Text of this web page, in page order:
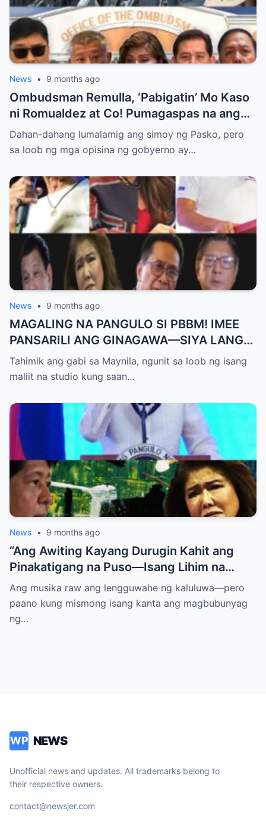
News • 9 months ago
Ombudsman Remulla, ‘Pabigatin’ Mo Kaso
ni Romualdez at Co! Pumagaspas na ang
Pangulo—pero bakit malamya?
Dahan-dahang lumalamig ang simoy ng Pasko, pero
sa loob ng mga opisina ng gobyerno ay…
News • 9 months ago
MAGALING NA PANGULO SI PBBM! IMEE
PANSARILI ANG GINAGAWA—SIYA LANG
ANG MAKIKINABANG! — SAL PANELO
Tahimik ang gabi sa Maynila, ngunit sa loob ng isang
maliit na studio kung saan…
News • 9 months ago
“Ang Awiting Kayang Durugin Kahit ang
Pinakatigang na Puso—Isang Lihim na
Himig na Maglalantad ng Sakit,
Pagkakawatak, at mga Kapatid na
Nakalimot Magmahal
Ang musika raw ang lengguwahe ng kaluluwa—pero
paano kung mismong isang kanta ang magbubunyag
ng…
WP NEWS
Unofficial news and updates. All trademarks belong to
their respective owners.
contact@newsjer.com